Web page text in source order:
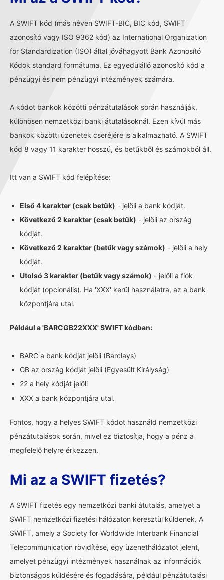
A SWIFT kód (más néven SWIFT-BIC, BIC kód, SWIFT
azonosító vagy ISO 9362 kód) az International Organization
for Standardization (ISO) által jóváhagyott Bank Azonosító
Kódok standard formátuma. Ez egyedülálló azonosító kód a
pénzügyi és nem pénzügyi intézmények számára.
A kódot bankok közötti pénzátutalások során használják,
különösen nemzetközi banki átutalásoknál. Ezen kívül más
bankok közötti üzenetek cseréjére is alkalmazható. A SWIFT
kód 8 vagy 11 karakter hosszú, és betűkből és számokból áll.
Itt van a SWIFT kód felépítése:
Első 4 karakter (csak betűk) - jelöli a bank kódját.
Következő 2 karakter (csak betűk) - jelöli az ország
kódját.
Következő 2 karakter (betűk vagy számok) - jelöli a hely
kódját.
Utolsó 3 karakter (betűk vagy számok) - jelöli a fiók
kódját (opcionális). Ha 'XXX' kerül használatra, az a bank
központjára utal.
Például a 'BARCGB22XXX' SWIFT kódban:
BARC a bank kódját jelöli (Barclays)
GB az ország kódját jelöli (Egyesült Királyság)
22 a hely kódját jelöli
XXX a bank központjára utal.
Fontos, hogy a helyes SWIFT kódot használd nemzetközi
pénzátutalások során, mivel ez biztosítja, hogy a pénz a
megfelelő helyre érkezzen.
Mi az a SWIFT fizetés?
A SWIFT fizetés egy nemzetközi banki átutalás, amelyet a
SWIFT nemzetközi fizetési hálózaton keresztül küldenek. A
SWIFT, amely a Society for Worldwide Interbank Financial
Telecommunication rövidítése, egy üzenethálózatot jelent,
amelyet pénzügyi intézmények használnak az információk
biztonságos küldésére és fogadására, például pénzátutalási